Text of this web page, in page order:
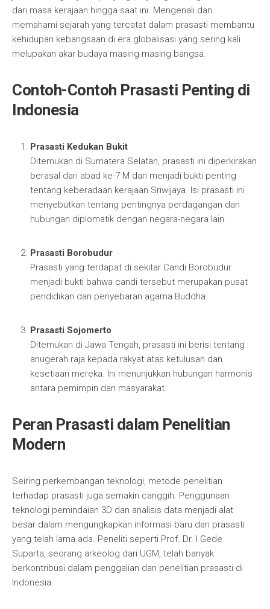
dari masa kerajaan hingga saat ini. Mengenali dan
memahami sejarah yang tercatat dalam prasasti membantu
kehidupan kebangsaan di era globalisasi yang sering kali
melupakan akar budaya masing-masing bangsa.
Contoh-Contoh Prasasti Penting di
Indonesia
Prasasti Kedukan Bukit
Ditemukan di Sumatera Selatan, prasasti ini diperkirakan
berasal dari abad ke-7 M dan menjadi bukti penting
tentang keberadaan kerajaan Sriwijaya. Isi prasasti ini
menyebutkan tentang pentingnya perdagangan dan
hubungan diplomatik dengan negara-negara lain.
Prasasti Borobudur
Prasasti yang terdapat di sekitar Candi Borobudur
menjadi bukti bahwa candi tersebut merupakan pusat
pendidikan dan penyebaran agama Buddha.
Prasasti Sojomerto
Ditemukan di Jawa Tengah, prasasti ini berisi tentang
anugerah raja kepada rakyat atas ketulusan dan
kesetiaan mereka. Ini menunjukkan hubungan harmonis
antara pemimpin dan masyarakat.
Peran Prasasti dalam Penelitian
Modern
Seiring perkembangan teknologi, metode penelitian
terhadap prasasti juga semakin canggih. Penggunaan
teknologi pemindaian 3D dan analisis data menjadi alat
besar dalam mengungkapkan informasi baru dari prasasti
yang telah lama ada. Peneliti seperti Prof. Dr. I Gede
Suparta, seorang arkeolog dari UGM, telah banyak
berkontribusi dalam penggalian dan penelitian prasasti di
Indonesia.